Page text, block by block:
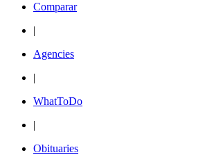
Comparar
|
Agencies
|
WhatToDo
|
Obituaries